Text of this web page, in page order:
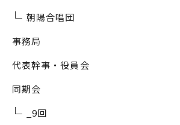
朝陽合唱団
事務局
代表幹事・役員会
同期会
_9回